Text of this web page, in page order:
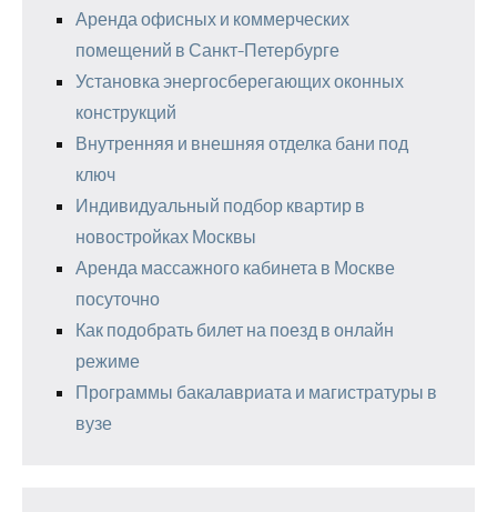
Аренда офисных и коммерческих
помещений в Санкт-Петербурге
Установка энергосберегающих оконных
конструкций
Внутренняя и внешняя отделка бани под
ключ
Индивидуальный подбор квартир в
новостройках Москвы
Аренда массажного кабинета в Москве
посуточно
Как подобрать билет на поезд в онлайн
режиме
Программы бакалавриата и магистратуры в
вузе